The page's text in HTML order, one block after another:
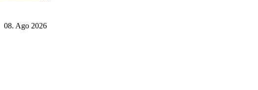
08. Ago 2026